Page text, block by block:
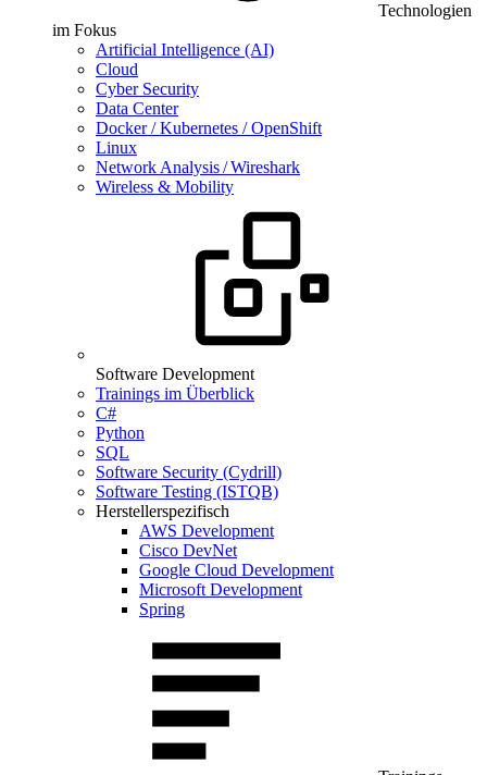
Technologien
im Fokus
Artificial Intelligence (AI)
Cloud
Cyber Security
Data Center
Docker / Kubernetes / OpenShift
Linux
Network Analysis / Wireshark
Wireless & Mobility
Software Development
Trainings im Überblick
C#
Python
SQL
Software Security (Cydrill)
Software Testing (ISTQB)
Herstellerspezifisch
AWS Development
Cisco DevNet
Google Cloud Development
Microsoft Development
Spring